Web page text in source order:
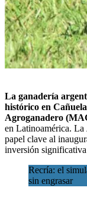
La ganadería
histórico en
Agroganadero
en Latinoamérica. La
papel clave al
inversión
Recría: el
sin engrasar